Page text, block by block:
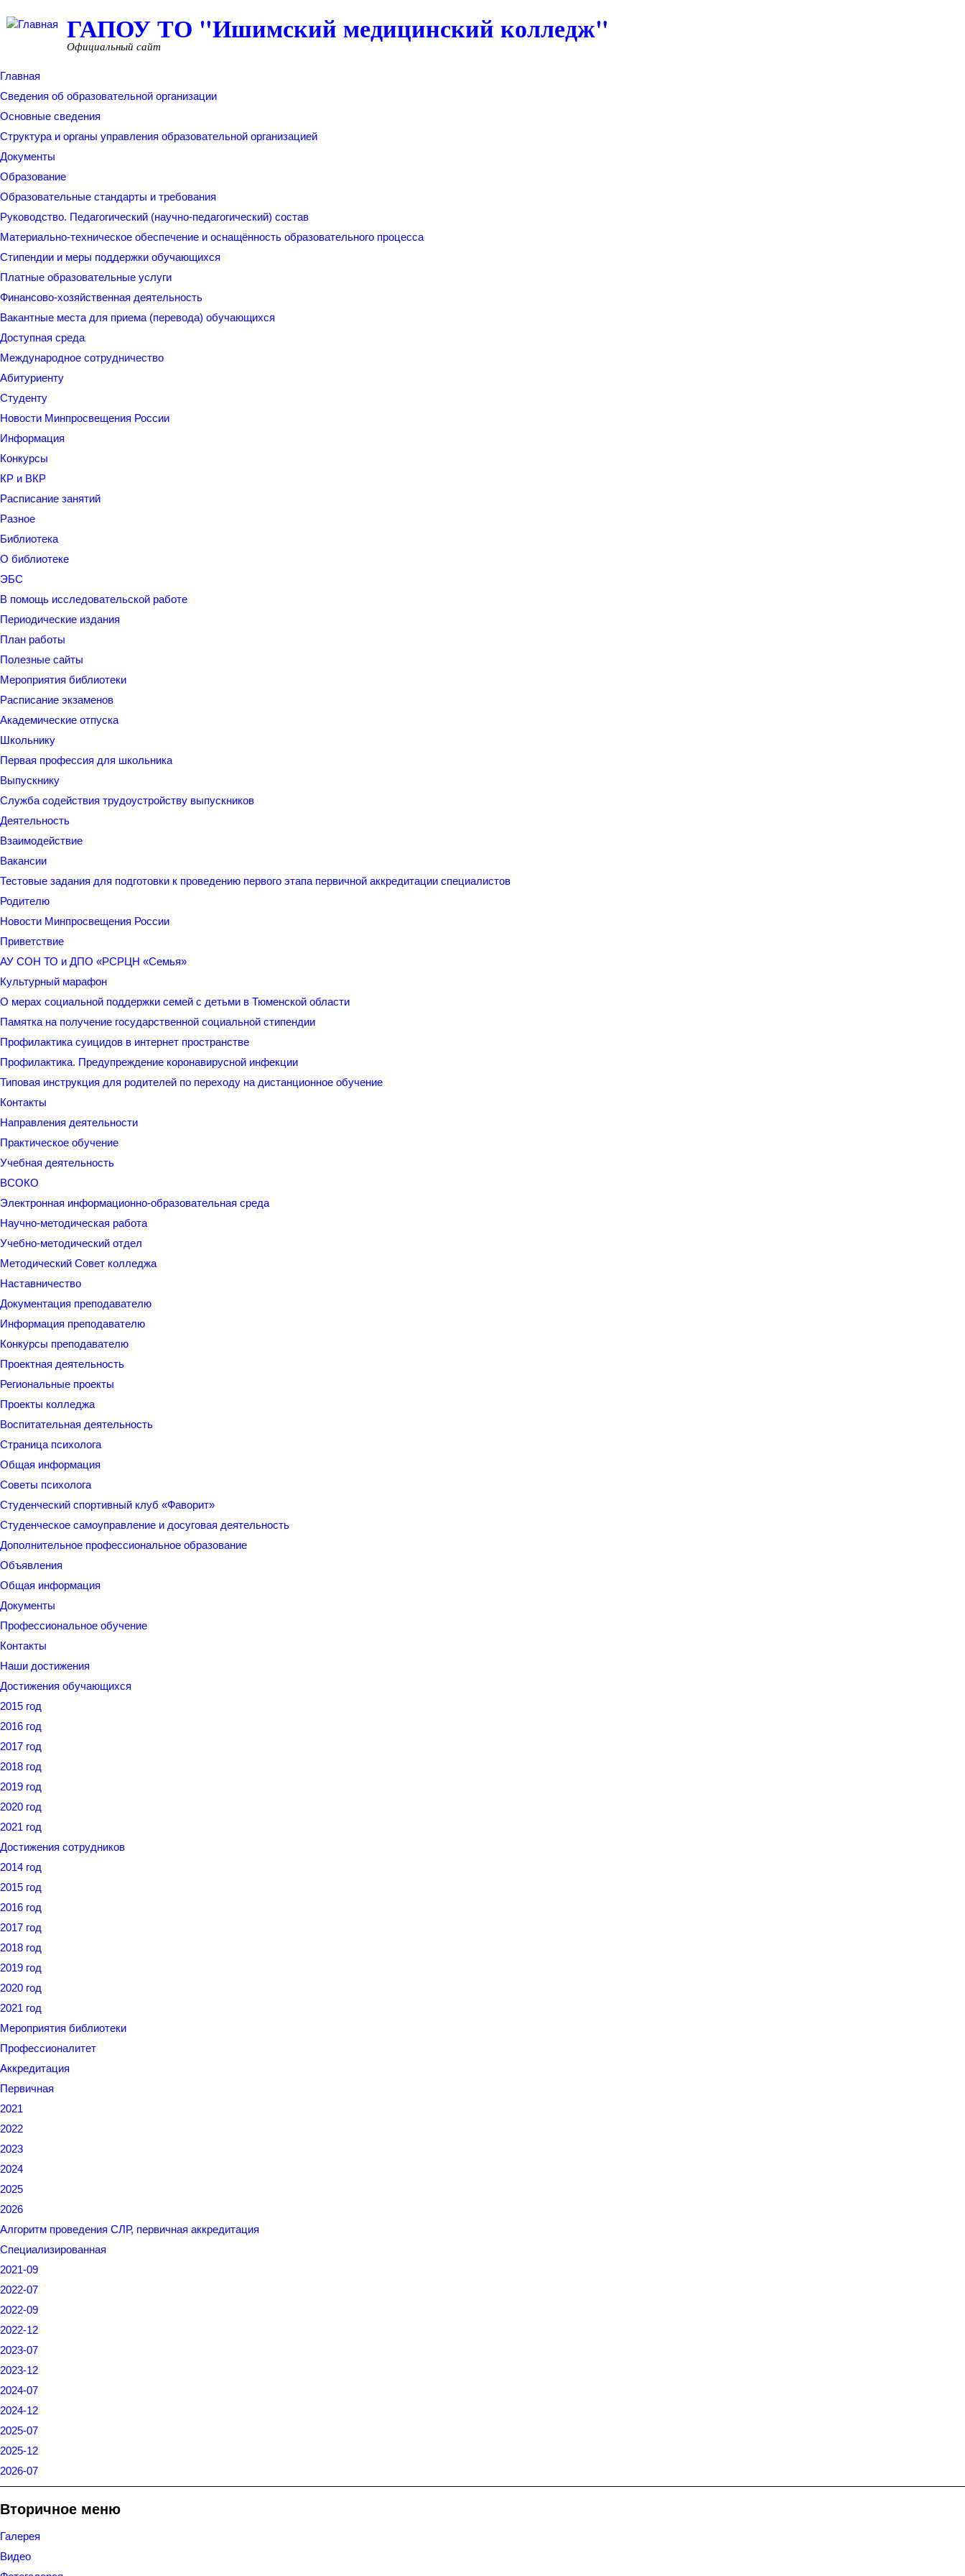
Перейти к основному содержанию
ГАПОУ ТО "Ишимский медицинский колледж"
Официальный сайт
Главная
Сведения об образовательной организации
Основные сведения
Структура и органы управления образовательной организацией
Документы
Образование
Образовательные стандарты и требования
Руководство. Педагогический (научно-педагогический) состав
Материально-техническое обеспечение и оснащённость образовательного процесса
Стипендии и меры поддержки обучающихся
Платные образовательные услуги
Финансово-хозяйственная деятельность
Вакантные места для приема (перевода) обучающихся
Доступная среда
Международное сотрудничество
Абитуриенту
Студенту
Новости Минпросвещения России
Информация
Конкурсы
КР и ВКР
Расписание занятий
Разное
Библиотека
О библиотеке
ЭБС
В помощь исследовательской работе
Периодические издания
План работы
Полезные сайты
Мероприятия библиотеки
Расписание экзаменов
Академические отпуска
Школьнику
Первая профессия для школьника
Выпускнику
Служба содействия трудоустройству выпускников
Деятельность
Взаимодействие
Вакансии
Тестовые задания для подготовки к проведению первого этапа первичной аккредитации специалистов
Родителю
Новости Минпросвещения России
Приветствие
АУ СОН ТО и ДПО «РСРЦН «Семья»
Культурный марафон
О мерах социальной поддержки семей с детьми в Тюменской области
Памятка на получение государственной социальной стипендии
Профилактика суицидов в интернет пространстве
Профилактика. Предупреждение коронавирусной инфекции
Типовая инструкция для родителей по переходу на дистанционное обучение
Контакты
Направления деятельности
Практическое обучение
Учебная деятельность
ВСОКО
Электронная информационно-образовательная среда
Научно-методическая работа
Учебно-методический отдел
Методический Совет колледжа
Наставничество
Документация преподавателю
Информация преподавателю
Конкурсы преподавателю
Проектная деятельность
Региональные проекты
Проекты колледжа
Воспитательная деятельность
Страница психолога
Общая информация
Советы психолога
Студенческий спортивный клуб «Фаворит»
Студенческое самоуправление и досуговая деятельность
Дополнительное профессиональное образование
Объявления
Общая информация
Документы
Профессиональное обучение
Контакты
Наши достижения
Достижения обучающихся
2015 год
2016 год
2017 год
2018 год
2019 год
2020 год
2021 год
Достижения сотрудников
2014 год
2015 год
2016 год
2017 год
2018 год
2019 год
2020 год
2021 год
Мероприятия библиотеки
Профессионалитет
Аккредитация
Первичная
2021
2022
2023
2024
2025
2026
Алгоритм проведения СЛР, первичная аккредитация
Специализированная
2021-09
2022-07
2022-09
2022-12
2023-07
2023-12
2024-07
2024-12
2025-07
2025-12
2026-07
Вторичное меню
Галерея
Видео